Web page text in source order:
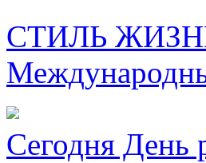
СТИЛЬ
Сегодня День